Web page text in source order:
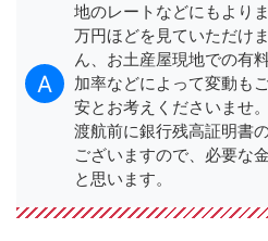
地のレートなどにもより
万円ほどを見ていただけ
ん、お土産屋現地での有
加率などによって変動も
安とお考えくださいませ
渡航前に銀行残高証明書
ございますので、必要な
と思います。